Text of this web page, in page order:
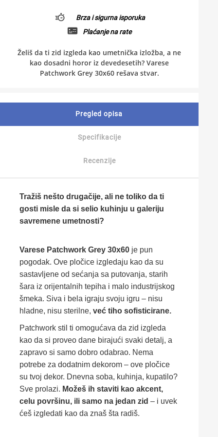
Brza i sigurna isporuka
Plaćanje na rate
Želiš da ti zid izgleda kao umetnička izložba, a ne
kao dosadni horor iz devedesetih? Varese
Patchwork Grey 30x60 rešava stvar.
Pregled opisa
Specifikacije
Recenzije
Tražiš nešto drugačije, ali ne toliko da ti
gosti misle da si selio kuhinju u galeriju
savremene umetnosti?
Varese Patchwork Grey 30x60 je pun
pogodak. Ove pločice izgledaju kao da su
sastavljene od sećanja sa putovanja, starih
šara iz orijentalnih tepiha i malo industrijskog
šmeka. Siva i bela igraju svoju igru – nisu
hladne, nisu sterilne, već tiho sofisticirane.
Patchwork stil ti omogućava da zid izgleda
kao da si proveo dane birajući svaki detalj, a
zapravo si samo dobro odabrao. Nema
potrebe za dodatnim dekorom – ove pločice
su tvoj dekor. Dnevna soba, kuhinja, kupatilo?
Sve prolazi. Možeš ih staviti kao akcent,
celu površinu, ili samo na jedan zid – i uvek
ćeš izgledati kao da znaš šta radiš.